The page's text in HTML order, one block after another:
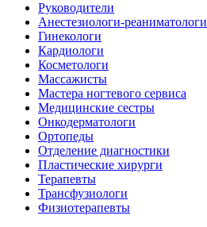
Руководители
Анестезиологи-реаниматологи
Гинекологи
Кардиологи
Косметологи
Массажисты
Мастера ногтевого сервиса
Медицинские сестры
Онкодерматологи
Ортопеды
Отделение диагностики
Пластические хирурги
Терапевты
Трансфузиологи
Физиотерапевты